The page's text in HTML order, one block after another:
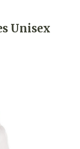
Unisex